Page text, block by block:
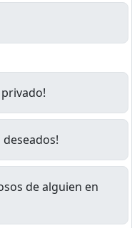
deseados!
de alguien en